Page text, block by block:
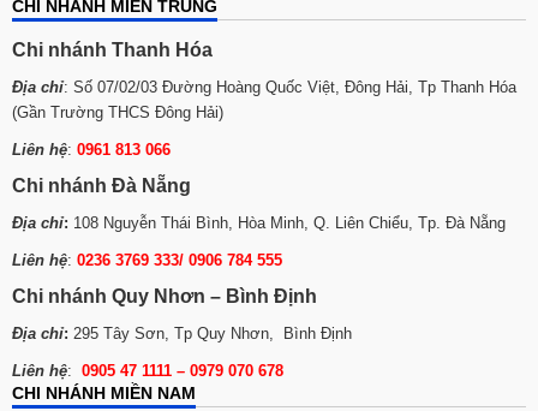
CHI NHÁNH MIỀN TRUNG
Chi nhánh Thanh Hóa
Địa chỉ: Số 07/02/03 Đường Hoàng Quốc Việt, Đông Hải, Tp Thanh Hóa
(Gần Trường THCS Đông Hải)
Liên hệ: 0961 813 066
Chi nhánh Đà Nẵng
Địa chỉ: 108 Nguyễn Thái Bình, Hòa Minh, Q. Liên Chiểu, Tp. Đà Nẵng
Liên hệ: 0236 3769 333/ 0906 784 555
Chi nhánh Quy Nhơn – Bình Định
Địa chỉ: 295 Tây Sơn, Tp Quy Nhơn, Bình Định
Liên hệ: 0905 47 1111 – 0979 070 678
CHI NHÁNH MIỀN NAM